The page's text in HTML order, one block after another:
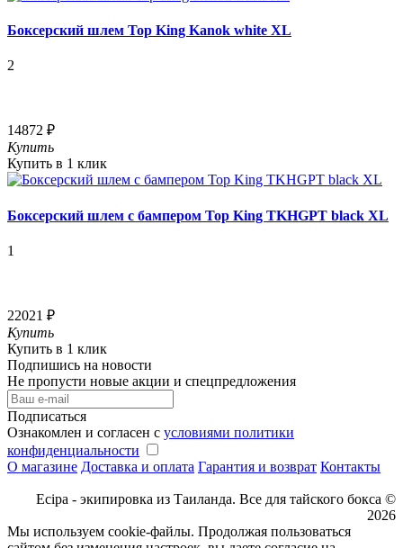
Боксерский шлем Top King Kanok white XL
2
14872 ₽
Купить
Купить в 1 клик
Боксерский шлем с бампером Top King TKHGPT black XL
1
22021 ₽
Купить
Купить в 1 клик
Подпишись на новости
Не пропусти новые акции и спецпредложения
Подписаться
Ознакомлен и согласен с условиями политики
конфиденциальности
О магазине Доставка и оплата Гарантия и возврат Контакты
Ecipa - экипировка из Таиланда. Все для тайского бокса ©
2026
Мы используем cookie-файлы. Продолжая пользоваться